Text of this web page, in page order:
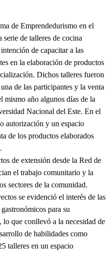
de Emprendedurismo en el
de talleres de cocina
de capacitar a las
en la elaboración de productos
Dichos talleres fueron
de las participantes y la venta
mismo año algunos días de la
Nacional del Este. En el
autorización y un espacio
de los productos elaborados
de extensión desde la Red de
el trabajo comunitario y la
sectores de la comunidad.
se evidenció el interés de las
para su
que conllevó a la necesidad de
de habilidades como
talleres en un espacio